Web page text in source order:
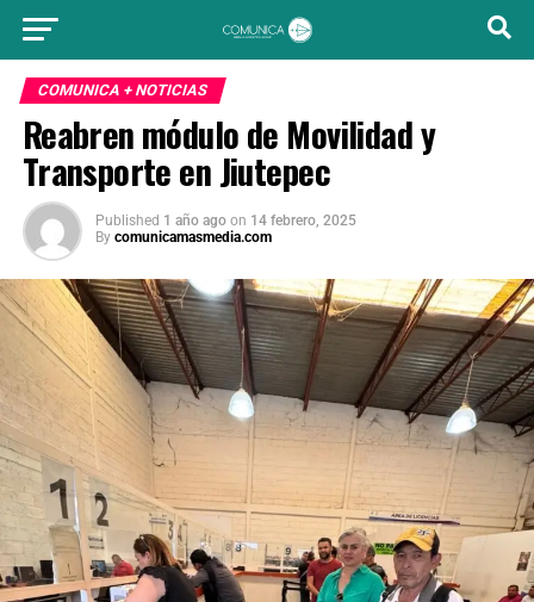
COMUNICA + NOTICIAS
Reabren módulo de Movilidad y
Transporte en Jiutepec
Published 1 año ago on 14 febrero, 2025
By comunicamasmedia.com